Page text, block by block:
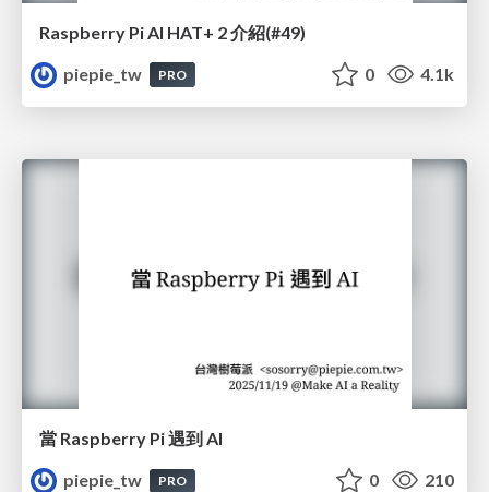
Raspberry Pi AI HAT+ 2 介紹(#49)
piepie_tw
PRO 0 4.1k
當 Raspberry Pi 遇到 AI
piepie_tw
PRO 0 210